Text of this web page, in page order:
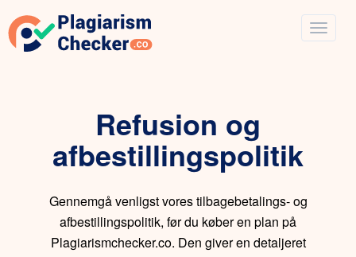
Refusion og
afbestillingspolitik
Gennemgå venligst vores tilbagebetalings- og
afbestillingspolitik, før du køber en plan på
Plagiarismchecker.co. Den giver en detaljeret